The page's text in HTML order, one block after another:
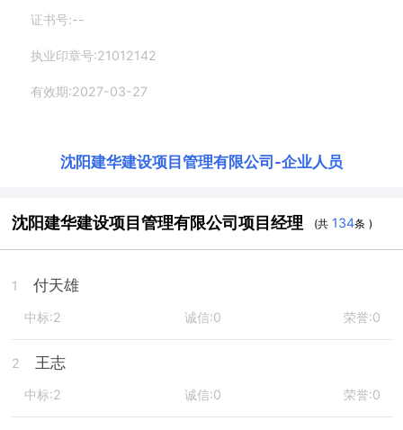
证书号:--
执业印章号:21012142
有效期:2027-03-27
沈阳建华建设项目管理有限公司 -企业人员
沈阳建华建设项目管理有限公司项目经理 (共 134条 )
1 付天雄
中标:2 诚信:0 荣誉:0
2 王志
中标:2 诚信:0 荣誉:0